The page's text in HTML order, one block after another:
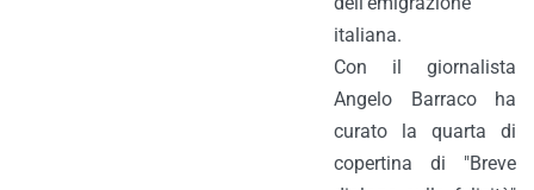
italiana.
Con il giornalista
Angelo Barraco ha
curato la quarta di
copertina di "Breve